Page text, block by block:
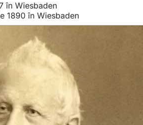
în Wiesbaden
1890 în Wiesbaden